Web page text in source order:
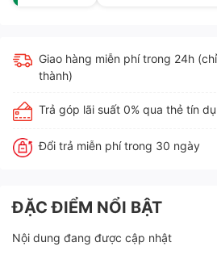
Giao hàng miễn phí trong 24h
thành)
Trả góp lãi suất 0% qua thẻ tín
Đổi trả miễn phí trong 30 ngày
ĐẶC ĐIỂM NỔI BẬT
Nội dung đang được cập nhật